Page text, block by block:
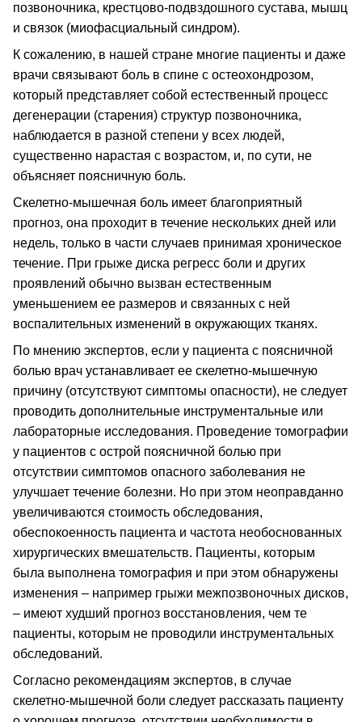
позвоночника, крестцово-подвздошного сустава, мышц
и связок (миофасциальный синдром).
К сожалению, в нашей стране многие пациенты и даже
врачи связывают боль в спине с остеохондрозом,
который представляет собой естественный процесс
дегенерации (старения) структур позвоночника,
наблюдается в разной степени у всех людей,
существенно нарастая с возрастом, и, по сути, не
объясняет поясничную боль.
Скелетно-мышечная боль имеет благоприятный
прогноз, она проходит в течение нескольких дней или
недель, только в части случаев принимая хроническое
течение. При грыже диска регресс боли и других
проявлений обычно вызван естественным
уменьшением ее размеров и связанных с ней
воспалительных изменений в окружающих тканях.
По мнению экспертов, если у пациента с поясничной
болью врач устанавливает ее скелетно-мышечную
причину (отсутствуют симптомы опасности), не следует
проводить дополнительные инструментальные или
лабораторные исследования. Проведение томографии
у пациентов с острой поясничной болью при
отсутствии симптомов опасного заболевания не
улучшает течение болезни. Но при этом неоправданно
увеличиваются стоимость обследования,
обеспокоенность пациента и частота необоснованных
хирургических вмешательств. Пациенты, которым
была выполнена томография и при этом обнаружены
изменения – например грыжи межпозвоночных дисков,
– имеют худший прогноз восстановления, чем те
пациенты, которым не проводили инструментальных
обследований.
Согласно рекомендациям экспертов, в случае
скелетно-мышечной боли следует рассказать пациенту